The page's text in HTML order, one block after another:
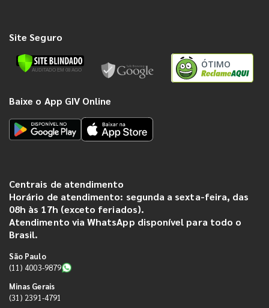
Site Seguro
ÓTIMO
Baixe o App GIV Online
Centrais de atendimento
Horário de atendimento: segunda a sexta-feira, das
08h às 17h (exceto feriados).
Atendimento via WhatsApp disponível para todo o
Brasil.
São Paulo
(11) 4003-9879
Minas Gerais
(31) 2391-4791